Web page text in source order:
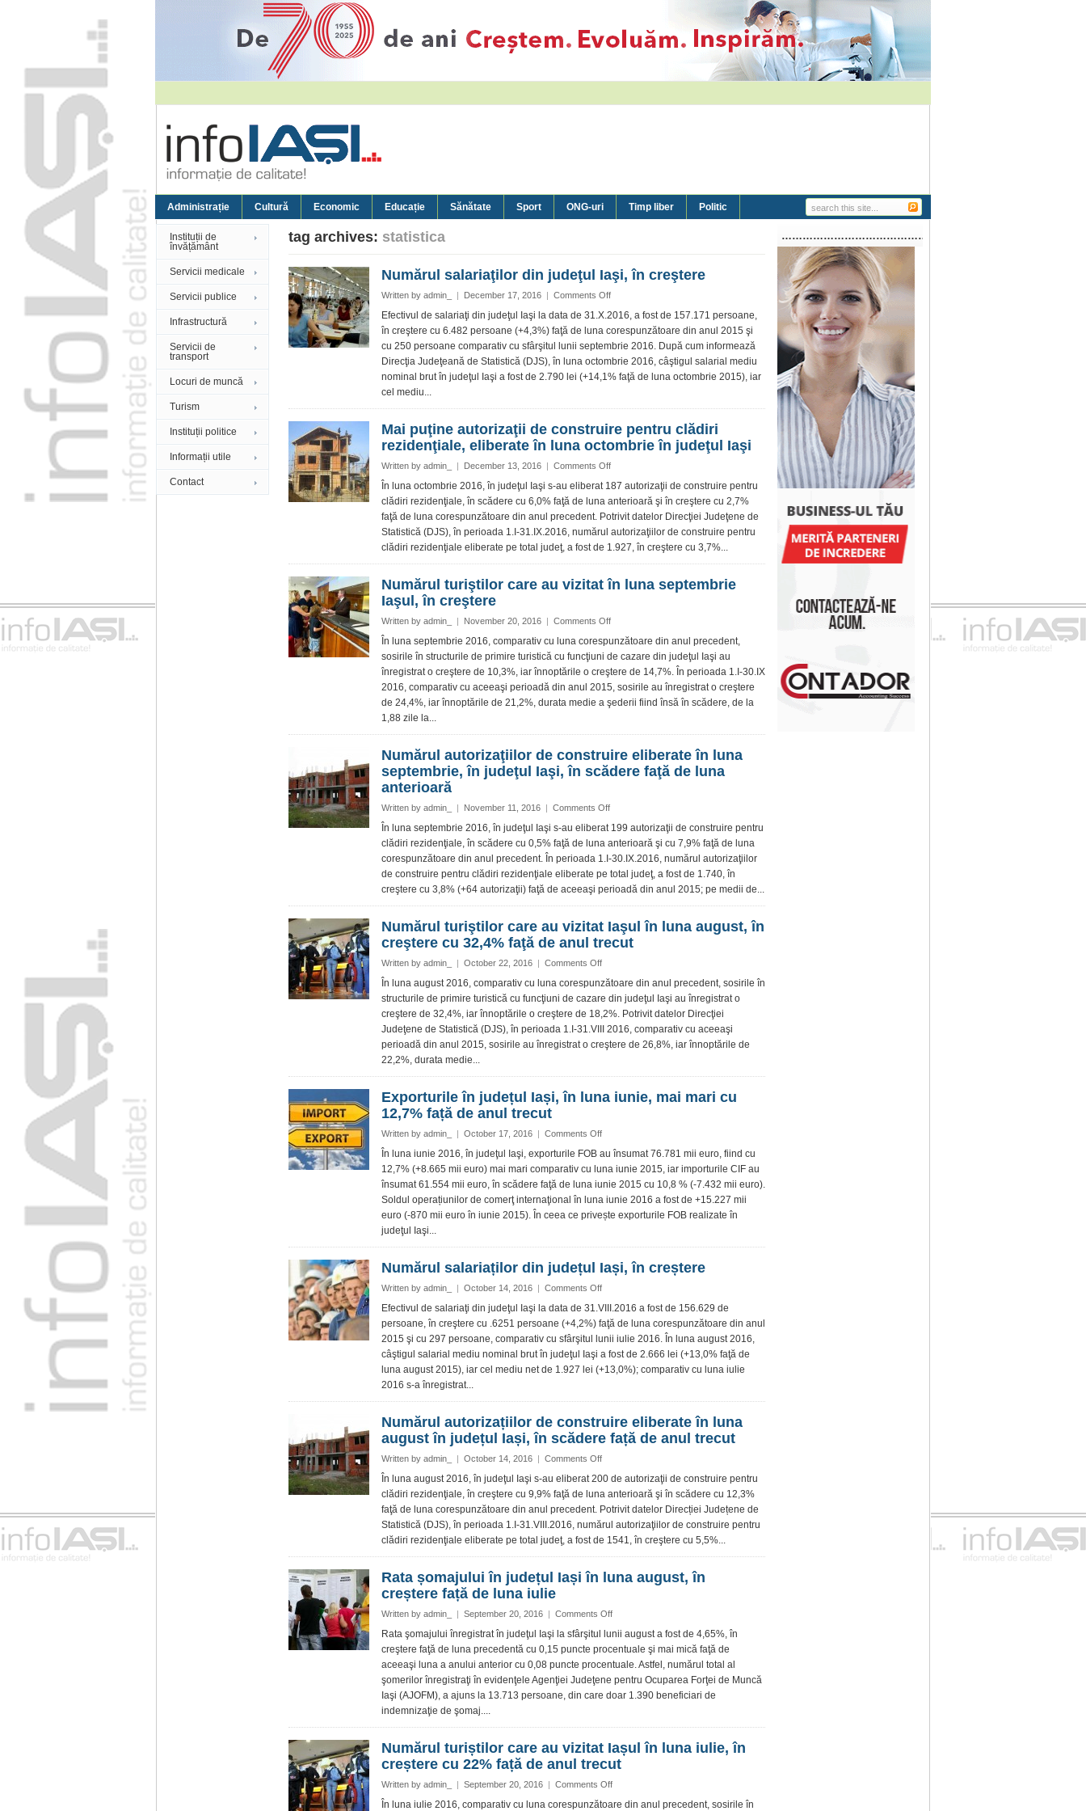
Administrație Cultură Economic Educație Sănătate Sport ONG-uri Timp liber Politic
Instituții de
învățământ
Servicii medicale
Servicii publice
Infrastructură
Servicii de
transport
Locuri de muncă
Turism
Instituții politice
Informații utile
Contact
tag archives: statistica
Numărul salariaţilor din judeţul Iaşi, în creştere
Written by admin_ | December 17, 2016 | Comments Offon
salariaţilor
din
judeţul
Iaşi,
în
Efectivul de salariaţi din judeţul Iaşi la data de 31.X.2016, a fost de 157.171 persoane,
în creştere cu 6.482 persoane (+4,3%) faţă de luna corespunzătoare din anul 2015 şi
cu 250 persoane comparativ cu sfârşitul lunii septembrie 2016. După cum informează
Direcţia Judeţeană de Statistică (DJS), în luna octombrie 2016, câştigul salarial mediu
nominal brut în judeţul Iaşi a fost de 2.790 lei (+14,1% faţă de luna octombrie 2015), iar
cel mediu...
Mai puţine autorizaţii de construire pentru clădiri
rezidenţiale, eliberate în luna octombrie în judeţul Iaşi
Written by admin_ | December 13, 2016 | Comments Offon
puţine
autorizaţii
de
construire
pentru
eliberate
luna
în
judeţul
Iaşi
În luna octombrie 2016, în judeţul Iaşi s-au eliberat 187 autorizaţii de construire pentru
clădiri rezidenţiale, în scădere cu 6,0% faţă de luna anterioară şi în creştere cu 2,7%
faţă de luna corespunzătoare din anul precedent. Potrivit datelor Direcţiei Judeţene de
Statistică (DJS), în perioada 1.I-31.IX.2016, numărul autorizaţiilor de construire pentru
clădiri rezidenţiale eliberate pe total judeţ, a fost de 1.927, în creştere cu 3,7%...
Numărul turiştilor care au vizitat în luna septembrie
Iaşul, în creştere
Written by admin_ | November 20, 2016 | Comments Offon
turiştilor
care
au
vizitat
în
în
creştere
În luna septembrie 2016, comparativ cu luna corespunzătoare din anul precedent,
sosirile în structurile de primire turistică cu funcţiuni de cazare din judeţul Iaşi au
înregistrat o creştere de 10,3%, iar înnoptările o creştere de 14,7%. În perioada 1.I-30.IX
2016, comparativ cu aceeaşi perioadă din anul 2015, sosirile au înregistrat o creştere
de 24,4%, iar înnoptările de 21,2%, durata medie a şederii fiind însă în scădere, de la
1,88 zile la...
Numărul autorizaţiilor de construire eliberate în luna
septembrie, în judeţul Iaşi, în scădere faţă de luna
anterioară
Written by admin_ | November 11, 2016 | Comments Offon
autorizaţiilor
de
construire
eliberate
în
în
judeţul
scădere
faţă
de
luna
anterioară
În luna septembrie 2016, în judeţul Iaşi s-au eliberat 199 autorizaţii de construire pentru
clădiri rezidenţiale, în scădere cu 0,5% faţă de luna anterioară şi cu 7,9% faţă de luna
corespunzătoare din anul precedent. În perioada 1.I-30.IX.2016, numărul autorizaţiilor
de construire pentru clădiri rezidenţiale eliberate pe total judeţ, a fost de 1.740, în
creştere cu 3,8% (+64 autorizaţii) faţă de aceeaşi perioadă din anul 2015; pe medii de...
Numărul turiştilor care au vizitat Iaşul în luna august, în
creştere cu 32,4% faţă de anul trecut
Written by admin_ | October 22, 2016 | Comments Offon
turiştilor
care
au
vizitat
Iaşul
în
faţă
de
anul
trecut
În luna august 2016, comparativ cu luna corespunzătoare din anul precedent, sosirile în
structurile de primire turistică cu funcţiuni de cazare din judeţul Iaşi au înregistrat o
creştere de 32,4%, iar înnoptările o creştere de 18,2%. Potrivit datelor Direcţiei
Judeţene de Statistică (DJS), în perioada 1.I-31.VIII 2016, comparativ cu aceeaşi
perioadă din anul 2015, sosirile au înregistrat o creştere de 26,8%, iar înnoptările de
22,2%, durata medie...
Exporturile în județul Iași, în luna iunie, mai mari cu
12,7% față de anul trecut
Written by admin_ | October 17, 2016 | Comments Offon
în
județul
Iași,
în
luna
cu
12,7%
de
anul
trecut
În luna iunie 2016, în judeţul Iaşi, exporturile FOB au însumat 76.781 mii euro, fiind cu
12,7% (+8.665 mii euro) mai mari comparativ cu luna iunie 2015, iar importurile CIF au
însumat 61.554 mii euro, în scădere faţă de luna iunie 2015 cu 10,8 % (-7.432 mii euro).
Soldul operațiunilor de comerţ internaţional în luna iunie 2016 a fost de +15.227 mii
euro (-870 mii euro în iunie 2015). În ceea ce privește exporturile FOB realizate în
judeţul Iaşi...
Numărul salariaților din județul Iași, în creștere
Written by admin_ | October 14, 2016 | Comments Offon
salariaților
din
județul
Iași,
în
Efectivul de salariaţi din judeţul Iaşi la data de 31.VIII.2016 a fost de 156.629 de
persoane, în creştere cu .6251 persoane (+4,2%) faţă de luna corespunzătoare din anul
2015 şi cu 297 persoane, comparativ cu sfârşitul lunii iulie 2016. În luna august 2016,
câştigul salarial mediu nominal brut în judeţul Iaşi a fost de 2.666 lei (+13,0% faţă de
luna august 2015), iar cel mediu net de 1.927 lei (+13,0%); comparativ cu luna iulie
2016 s-a înregistrat...
Numărul autorizațiilor de construire eliberate în luna
august în județul Iași, în scădere față de anul trecut
Written by admin_ | October 14, 2016 | Comments Offon
autorizațiilor
de
construire
eliberate
în
în
Iași,
scădere
față
de
anul
trecut
În luna august 2016, în judeţul Iaşi s-au eliberat 200 de autorizaţii de construire pentru
clădiri rezidenţiale, în creştere cu 9,9% faţă de luna anterioară şi în scădere cu 12,3%
faţă de luna corespunzătoare din anul precedent. Potrivit datelor Direcției Județene de
Statistică (DJS), în perioada 1.I-31.VIII.2016, numărul autorizaţiilor de construire pentru
clădiri rezidenţiale eliberate pe total judeţ, a fost de 1541, în creştere cu 5,5%...
Rata șomajului în județul Iași în luna august, în
creștere față de luna iulie
Written by admin_ | September 20, 2016 | Comments Offon
șomajului
în
județul
Iași
în
creștere
față
iulie
Rata şomajului înregistrat în judeţul Iaşi la sfârşitul lunii august a fost de 4,65%, în
creştere faţă de luna precedentă cu 0,15 puncte procentuale şi mai mică faţă de
aceeaşi luna a anului anterior cu 0,08 puncte procentuale. Astfel, numărul total al
şomerilor înregistraţi în evidenţele Agenţiei Judeţene pentru Ocuparea Forţei de Muncă
Iaşi (AJOFM), a ajuns la 13.713 persoane, din care doar 1.390 beneficiari de
indemnizaţie de şomaj....
Numărul turiștilor care au vizitat Iașul în luna iulie, în
creștere cu 22% față de anul trecut
Written by admin_ | September 20, 2016 | Comments Offon
În luna iulie 2016, comparativ cu luna corespunzătoare din anul precedent, sosirile în
…………………………………………………..